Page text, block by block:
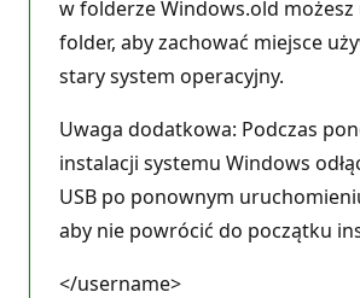
w folderze Windows.old możesz
folder, aby zachować miejsce
stary system operacyjny.
Uwaga dodatkowa: Podczas
instalacji systemu Windows
USB po ponownym
aby nie powrócić do początku
</username>